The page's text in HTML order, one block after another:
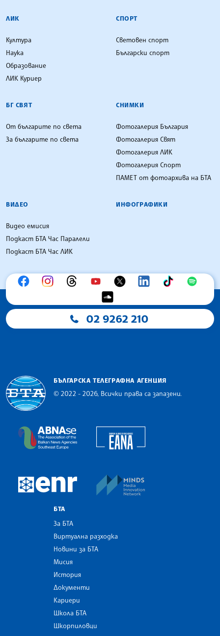
ЛИК
Култура
Наука
Образование
ЛИК Куриер
СПОРТ
Световен спорт
Български спорт
БГ СВЯТ
От българите по света
За българите по света
СНИМКИ
Фотогалерия България
Фотогалерия Свят
Фотогалерия ЛИК
Фотогалерия Спорт
ПАМЕТ от фотоархива на БТА
ВИДЕО
Видео емисия
Подкаст БТА Час Паралели
Подкаст БТА Час ЛИК
ИНФОГРАФИКИ
02 9262 210
БЪЛГАРСКА ТЕЛЕГРАФНА АГЕНЦИЯ
© 2022 - 2026, Всички права са запазени.
The Assocoation of the Balkan News Agencies
European Newsroom
БТА
За БТА
Виртуална разходка
Новини за БТА
Мисия
История
Документи
Кариери
Школа БТА
Шкорпиловци